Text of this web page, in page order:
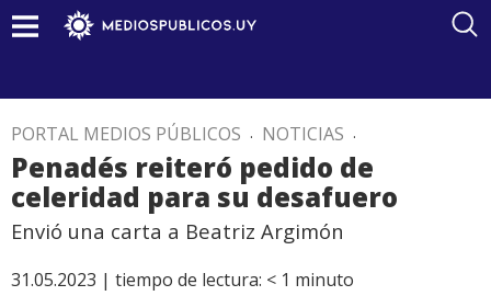
PORTAL MEDIOS PÚBLICOS . NOTICIAS .
Penadés reiteró pedido de
celeridad para su desafuero
Envió una carta a Beatriz Argimón
31.05.2023 | tiempo de lectura: < 1 minuto